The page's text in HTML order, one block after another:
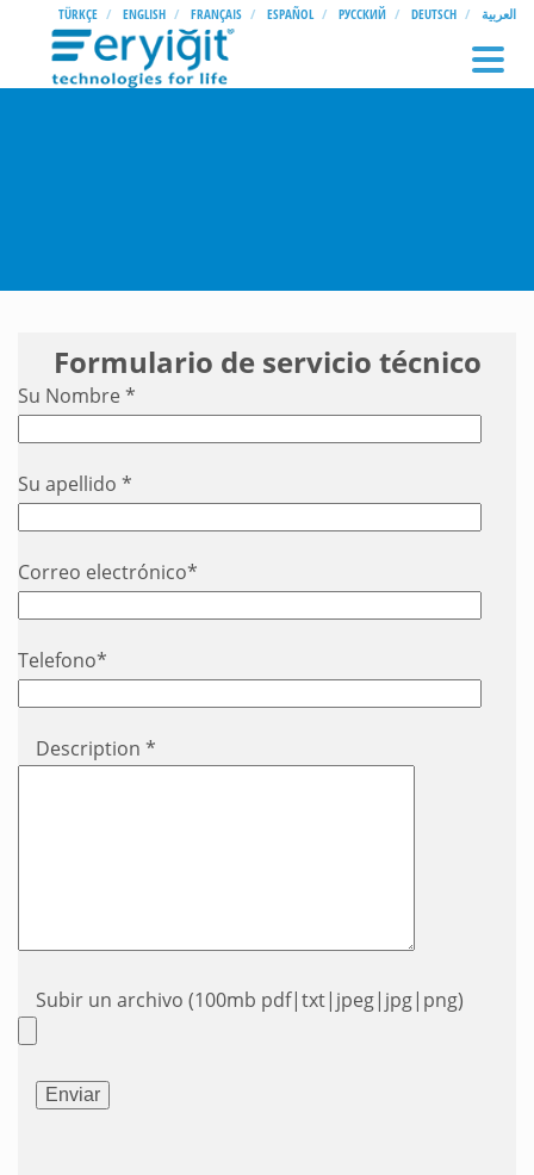
TÜRKÇE ENGLISH FRANÇAIS ESPAÑOL РУССКИЙ DEUTSCH العربية
Formulario de servicio técnico
Su Nombre *
Su apellido *
Correo electrónico*
Telefono*
Description *
Subir un archivo (100mb pdf|txt|jpeg|jpg|png)